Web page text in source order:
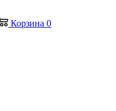
Корзина 0